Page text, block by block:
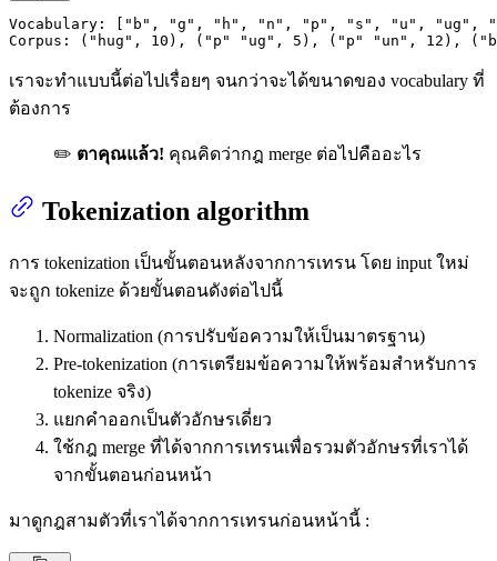
Vocabulary: "b" , "g" , "h" , "n" , "p" , "s" , "u" , "ug" ,
Corpus:
( "hug" , 10 ), ( "p" "ug" , 5 ), ( "p" "un" , 12 ), (
เราจะทำแบบนี้ต่อไปเรื่อยๆ จนกว่าจะได้ขนาดของ vocabulary ที่
ต้องการ
✏️ ตาคุณแล้ว! คุณคิดว่ากฎ merge ต่อไปคืออะไร
Tokenization algorithm
การ tokenization เป็นขั้นตอนหลังจากการเทรน โดย input ใหม่
จะถูก tokenize ด้วยขั้นตอนดังต่อไปนี้
Normalization (การปรับข้อความให้เป็นมาตรฐาน)
Pre-tokenization (การเตรียมข้อความให้พร้อมสำหรับการ
tokenize จริง)
แยกคำออกเป็นตัวอักษรเดี่ยว
ใช้กฎ merge ที่ได้จากการเทรนเพื่อรวมตัวอักษรที่เราได้
จากขั้นตอนก่อนหน้า
มาดูกฎสามตัวที่เราได้จากการเทรนก่อนหน้านี้ :